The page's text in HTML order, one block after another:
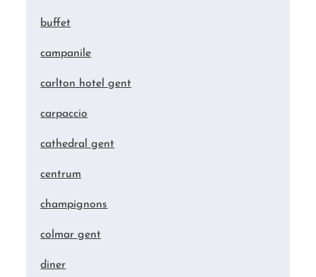
buffet
campanile
carlton hotel gent
carpaccio
cathedral gent
centrum
champignons
colmar gent
diner